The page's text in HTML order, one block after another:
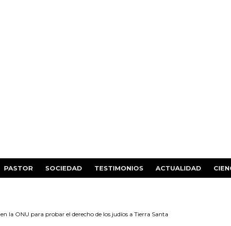
PASTOR SOCIEDAD TESTIMONIOS ACTUALIDAD
la ONU para probar el derecho de los judíos a Tierra Santa